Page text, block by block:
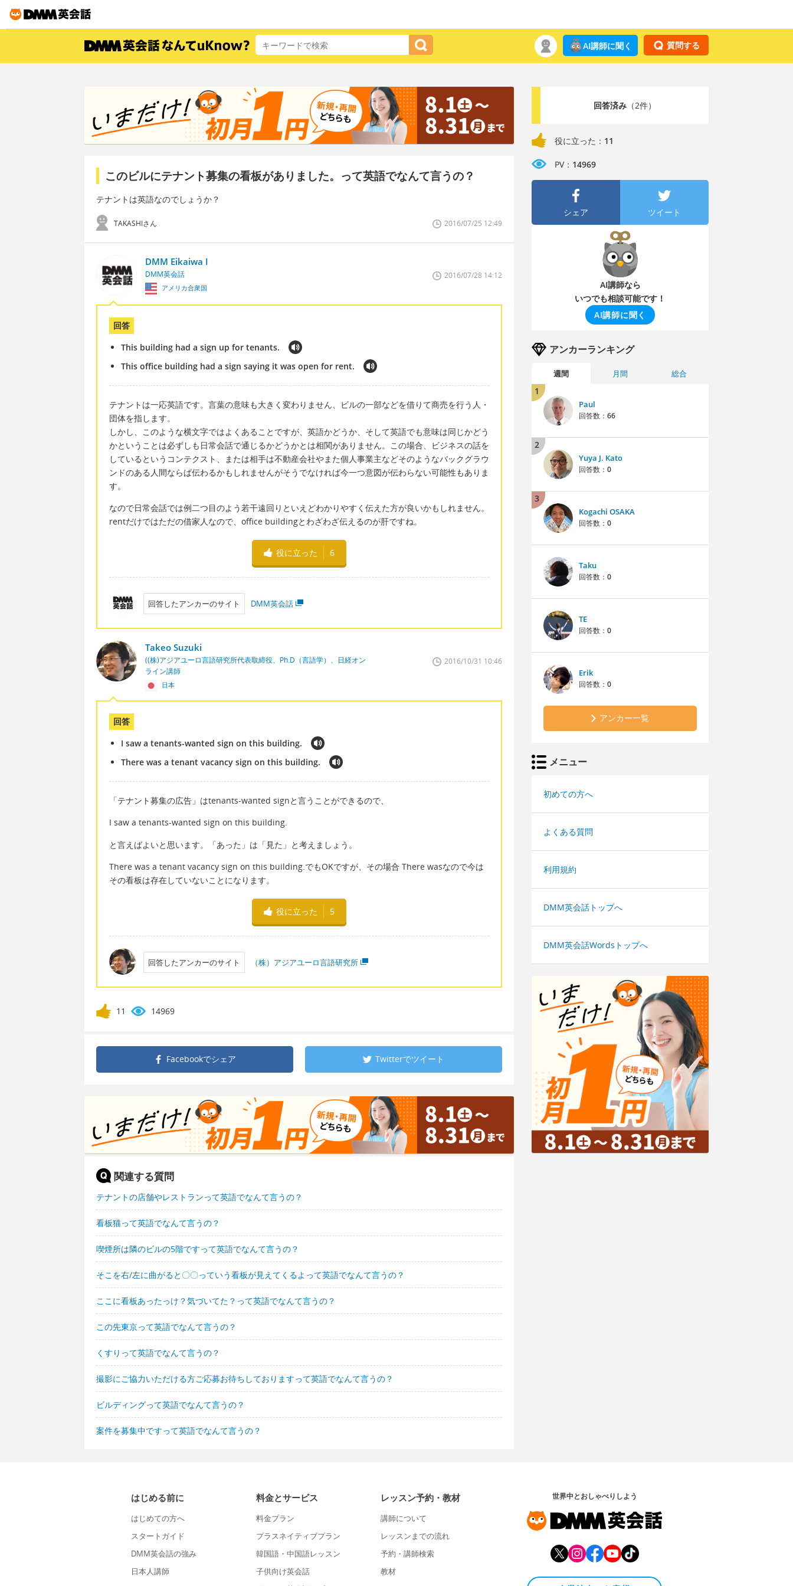
質問する
AI講師に聞く
このビルにテナント募集の看板がありました。って英語でなんて言うの？
テナントは英語なのでしょうか？
TAKASHIさん 2016/07/25 12:49
DMM Eikaiwa I
DMM英会話
アメリカ合衆国
2016/07/28 14:12
回答
This building had a sign up for tenants.
This office building had a sign saying it was open for rent.
テナントは一応英語です。言葉の意味も大きく変わりません、ビルの一部などを借りて商売を行う人・
団体を指します。
しかし、このような横文字ではよくあることですが、英語かどうか、そして英語でも意味は同じかどう
かということは必ずしも日常会話で通じるかどうかとは相関がありません。この場合、ビジネスの話を
しているというコンテクスト、または相手は不動産会社やまた個人事業主などそのようなバックグラウ
ンドのある人間ならば伝わるかもしれませんがそうでなければ今一つ意図が伝わらない可能性もありま
す。
なので日常会話では例二つ目のよう若干遠回りといえどわかりやすく伝えた方が良いかもしれません。
rentだけではただの借家人なので、office buildingとわざわざ伝えるのが肝ですね。
役に立った 6
回答したアンカーのサイト DMM英会話
Takeo Suzuki
((株)アジアユーロ言語研究所代表取締役、Ph.D（言語学）、日経オン
ライン講師
日本
2016/10/31 10:46
回答
I saw a tenants-wanted sign on this building.
There was a tenant vacancy sign on this building.
「テナント募集の広告」はtenants-wanted signと言うことができるので、
I saw a tenants-wanted sign on this building.
と言えばよいと思います。「あった」は「見た」と考えましょう。
There was a tenant vacancy sign on this building.でもOKですが、その場合 There wasなので今は
その看板は存在していないことになります。
役に立った 5
回答したアンカーのサイト （株）アジアユーロ言語研究所
11 14969
Facebookでシェア Twitterでツイート
関連する質問
テナントの店舗やレストランって英語でなんて言うの？
看板猫って英語でなんて言うの？
喫煙所は隣のビルの5階ですって英語でなんて言うの？
そこを右/左に曲がると〇〇っていう看板が見えてくるよって英語でなんて言うの？
ここに看板あったっけ？気づいてた？って英語でなんて言うの？
この先東京って英語でなんて言うの？
くすりって英語でなんて言うの？
撮影にご協力いただける方ご応募お待ちしておりますって英語でなんて言うの？
ビルディングって英語でなんて言うの？
案件を募集中ですって英語でなんて言うの？
回答済み（2件）
役に立った： 11
PV： 14969
シェア ツイート
AI講師なら
いつでも相談可能です！
AI講師に聞く
アンカーランキング
週間 月間 総合
1
Paul
回答数： 66
2
Yuya J. Kato
回答数： 0
3
Kogachi OSAKA
回答数： 0
Taku
回答数： 0
TE
回答数： 0
Erik
回答数： 0
アンカー一覧
メニュー
初めての方へ
よくある質問
利用規約
DMM英会話トップへ
DMM英会話Wordsトップへ
はじめる前に
はじめての方へ
スタートガイド
DMM英会話の強み
日本人講師
料金とサービス
料金プラン
プラスネイティブプラン
韓国語・中国語レッスン
子供向け英会話
レッスン予約・教材
講師について
レッスンまでの流れ
予約・講師検索
教材
世界中とおしゃべりしよう